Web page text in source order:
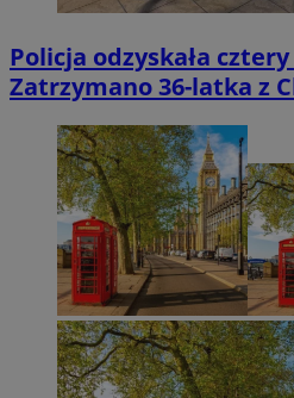
Policja odzyskała
Zatrzymano 36-latka z